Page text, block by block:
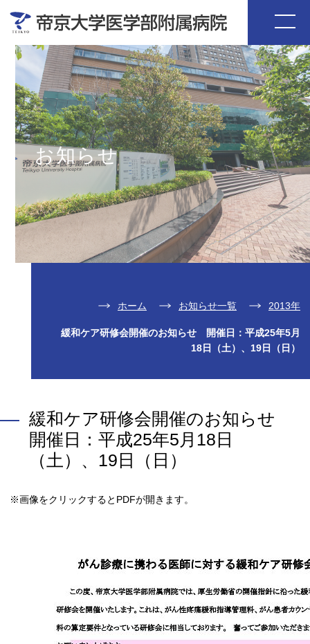
お知らせ
ホーム お知らせ一覧 2013年
緩和ケア研修会開催のお知らせ 開催日：平成25年5月
18日（土）、19日（日）
緩和ケア研修会開催のお知らせ
開催日：平成25年5月18日
（土）、19日（日）
※画像をクリックするとPDFが開きます。